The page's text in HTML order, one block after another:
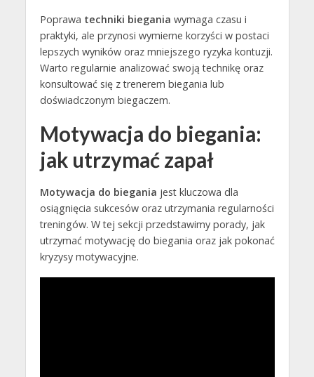
Poprawa techniki biegania wymaga czasu i
praktyki, ale przynosi wymierne korzyści w postaci
lepszych wyników oraz mniejszego ryzyka kontuzji.
Warto regularnie analizować swoją technikę oraz
konsultować się z trenerem biegania lub
doświadczonym biegaczem.
Motywacja do biegania:
jak utrzymać zapał
Motywacja do biegania jest kluczowa dla
osiągnięcia sukcesów oraz utrzymania regularności
treningów. W tej sekcji przedstawimy porady, jak
utrzymać motywację do biegania oraz jak pokonać
kryzysy motywacyjne.